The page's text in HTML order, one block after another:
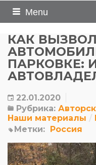
Menu
КАК
ПАРКОВКЕ:
22.01.2020
Рубрика:
Наши материалы
Метки: Россия